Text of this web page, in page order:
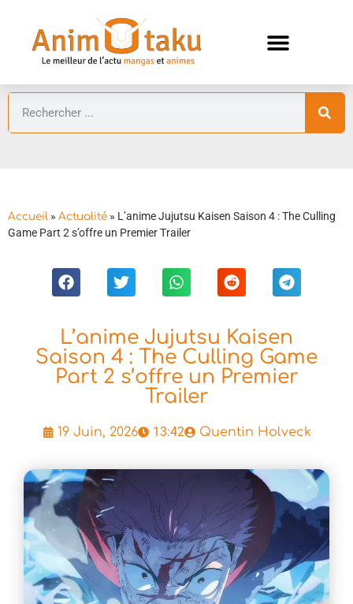
Accueil » Actualité » L’anime Jujutsu Kaisen Saison 4 : The Culling
Game Part 2 s’offre un Premier Trailer
L’anime Jujutsu Kaisen
Saison 4 : The Culling Game
Part 2 s’offre un Premier
Trailer
19 Juin, 2026 13:42 Quentin Holveck